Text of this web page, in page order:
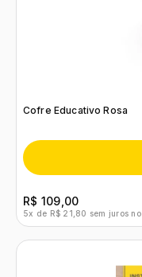
Cofre Educativo Rosa
R$ 109,00
5x de R$ 21,80 sem juros